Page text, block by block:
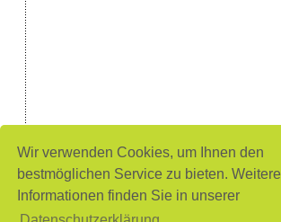
Wir verwenden Cookies, um Ihnen den
bestmöglichen Service zu bieten. Weitere
Informationen finden Sie in unserer